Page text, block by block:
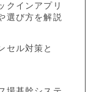
クインアプリ
選び方を解説
セル対策と